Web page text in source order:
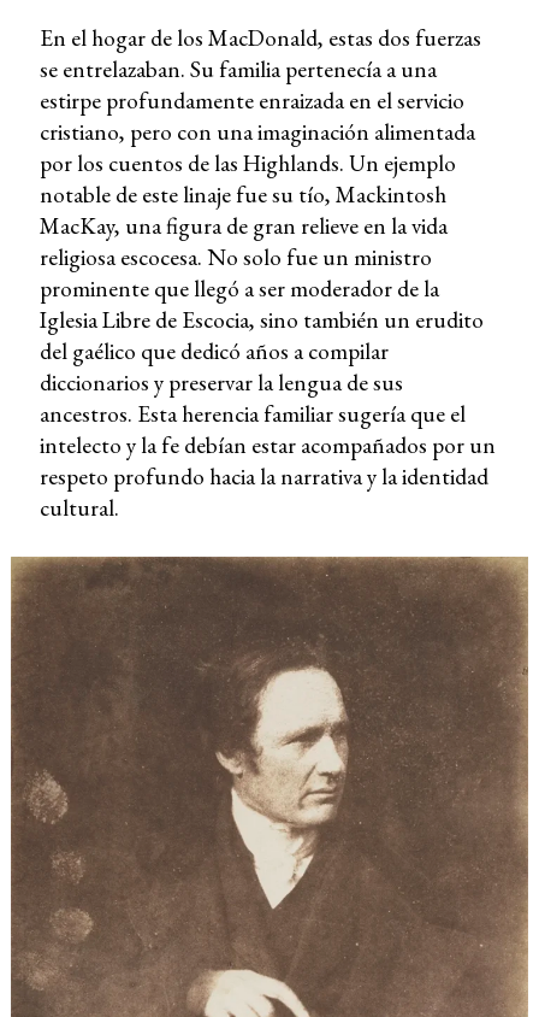
En el hogar de los MacDonald, estas dos fuerzas
se entrelazaban. Su familia pertenecía a una
estirpe profundamente enraizada en el servicio
cristiano, pero con una imaginación alimentada
por los cuentos de las Highlands. Un ejemplo
notable de este linaje fue su tío, Mackintosh
MacKay, una figura de gran relieve en la vida
religiosa escocesa. No solo fue un ministro
prominente que llegó a ser moderador de la
Iglesia Libre de Escocia, sino también un erudito
del gaélico que dedicó años a compilar
diccionarios y preservar la lengua de sus
ancestros. Esta herencia familiar sugería que el
intelecto y la fe debían estar acompañados por un
respeto profundo hacia la narrativa y la identidad
cultural.